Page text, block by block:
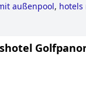
außenpool, hotels